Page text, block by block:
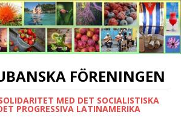
FÖRENINGEN
MED DET SOCIALISTISKA
PROGRESSIVA LATINAMERIKA